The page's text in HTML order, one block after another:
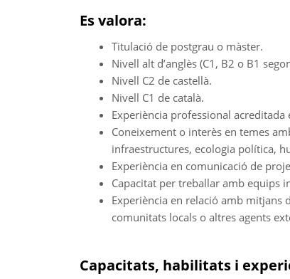
Es valora:
Titulació de postgrau o màster.
Nivell alt d’anglès (C1, B2 o B1
Nivell C2 de castellà.
Nivell C1 de català.
Experiència professional
Coneixement o interès en temes
infraestructures, ecologia política,
Experiència en comunicació de
Capacitat per treballar amb equips
Experiència en relació amb mitjans
comunitats locals o altres agents
Capacitats, habilitats i